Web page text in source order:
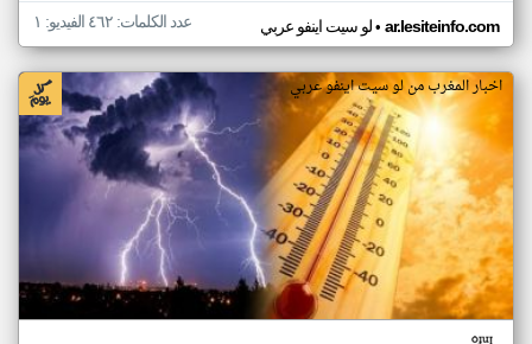
لو سيت اينفو عربي• ar.lesiteinfo.com عدد الكلمات: ٤٦٢ الفيديو: ١
اخبار المغرب من لو سيت اينفو عربي